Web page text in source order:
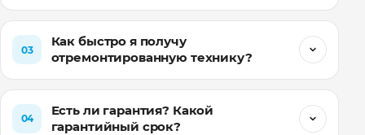
03
Как быстро я получу
отремонтированную технику?
04
Есть ли гарантия? Какой
гарантийный срок?